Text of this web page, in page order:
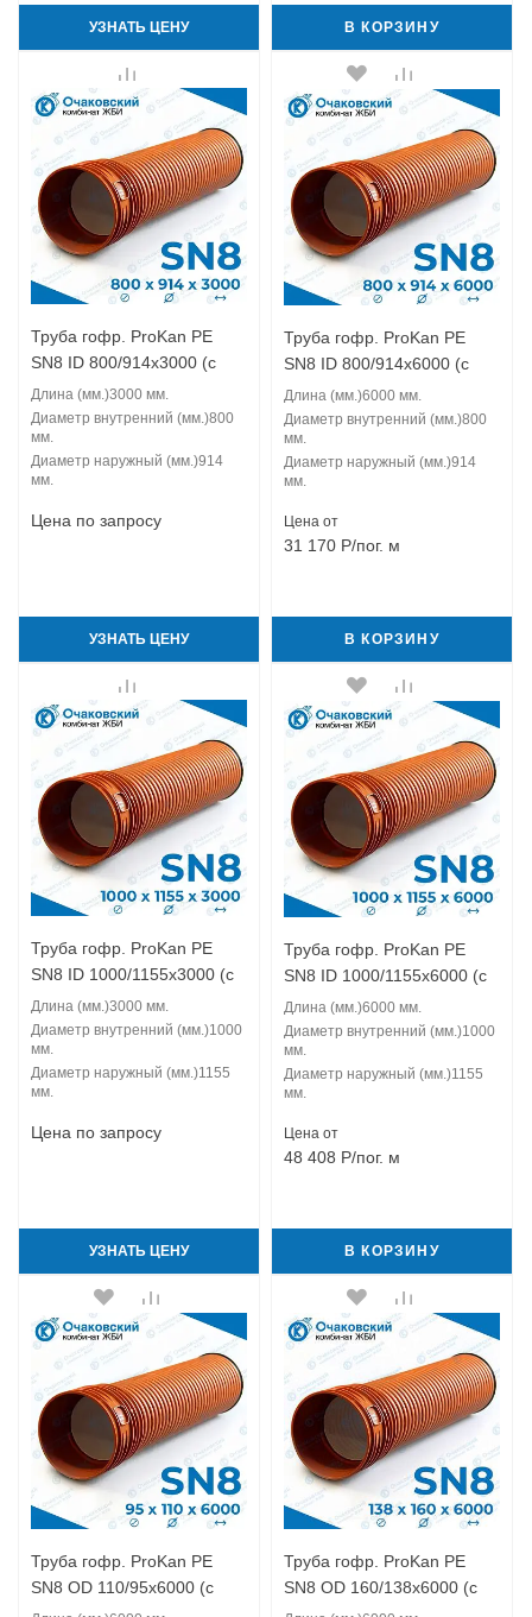
УЗНАТЬ ЦЕНУ В КОРЗИНУ
Труба гофр. ProKan PE
SN8 ID 800/914x3000 (с
муфтой)
Длина (мм.)3000 мм.
Диаметр внутренний (мм.)800
мм.
Диаметр наружный (мм.)914
мм.
Цена по запросу
УЗНАТЬ ЦЕНУ
Труба гофр. ProKan PE
SN8 ID 800/914x6000 (с
муфтой)
Длина (мм.)6000 мм.
Диаметр внутренний (мм.)800
мм.
Диаметр наружный (мм.)914
мм.
Цена от
31 170 Р/пог. м
В КОРЗИНУ
Труба гофр. ProKan PE
SN8 ID 1000/1155x3000 (с
муфтой)
Длина (мм.)3000 мм.
Диаметр внутренний (мм.)1000
мм.
Диаметр наружный (мм.)1155
мм.
Цена по запросу
УЗНАТЬ ЦЕНУ
Труба гофр. ProKan PE
SN8 ID 1000/1155x6000 (с
муфтой)
Длина (мм.)6000 мм.
Диаметр внутренний (мм.)1000
мм.
Диаметр наружный (мм.)1155
мм.
Цена от
48 408 Р/пог. м
В КОРЗИНУ
Труба гофр. ProKan PE
SN8 OD 110/95x6000 (с
Труба гофр. ProKan PE
SN8 OD 160/138x6000 (с